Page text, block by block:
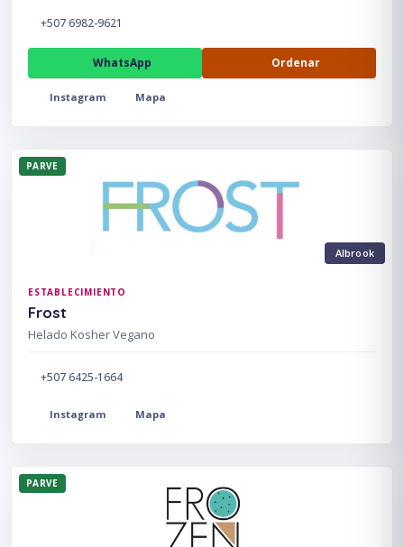
+507 6982-9621
WhatsApp Ordenar
Instagram Mapa
Albrook
PARVE
ESTABLECIMIENTO
Frost
Helado Kosher Vegano
+507 6425-1664
Instagram Mapa
PARVE